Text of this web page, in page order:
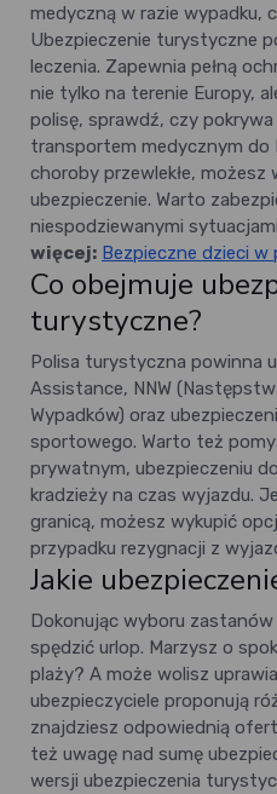
medyczną w razie wypadku,
Ubezpieczenie turystyczne
leczenia. Zapewnia pełną
nie tylko na terenie Europy,
polisę, sprawdź, czy
transportem medycznym do
choroby przewlekłe, możesz
ubezpieczenie. Warto
niespodziewanymi
więcej: Bezpieczne dzieci w
Co obejmuje
turystyczne?
Polisa turystyczna powinna
Assistance, NNW
Wypadków) oraz
sportowego. Warto też
prywatnym, ubezpieczeniu
kradzieży na czas wyjazdu.
granicą, możesz wykupić
przypadku rezygnacji z
Jakie
Dokonując wyboru
spędzić urlop. Marzysz o
plaży? A może wolisz
ubezpieczyciele proponują
znajdziesz odpowiednią
też uwagę nad sumę
wersji ubezpieczenia